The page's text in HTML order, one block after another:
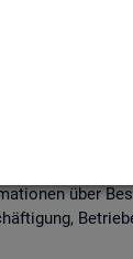
über